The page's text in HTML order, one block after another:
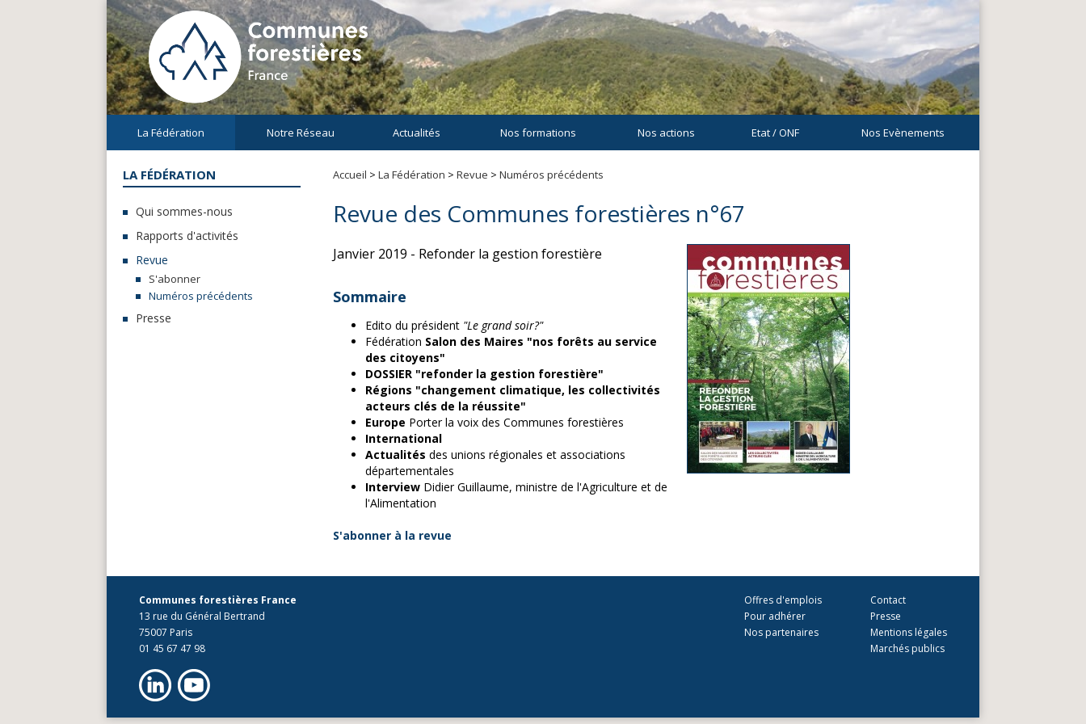
La Fédération Notre Réseau Actualités Nos formations Nos actions Etat / ONF Nos Evènements
LA FÉDÉRATION
Qui sommes-nous
Rapports d'activités
Revue
S'abonner
Numéros précédents
Presse
Accueil > La Fédération > Revue > Numéros précédents
Revue des Communes forestières n°67
Janvier 2019 - Refonder la gestion forestière
Sommaire
Edito du président "Le grand soir?"
Fédération Salon des Maires "nos forêts au service
des citoyens"
DOSSIER "refonder la gestion forestière"
Régions "changement climatique, les collectivités
acteurs clés de la réussite"
Europe Porter la voix des Communes forestières
International
Actualités des unions régionales et associations
départementales
Interview Didier Guillaume, ministre de l'Agriculture et de
l'Alimentation
S'abonner à la revue
Communes forestières France
13 rue du Général Bertrand
75007 Paris
01 45 67 47 98
Contact
Presse
Mentions légales
Marchés publics
Offres d'emplois
Pour adhérer
Nos partenaires